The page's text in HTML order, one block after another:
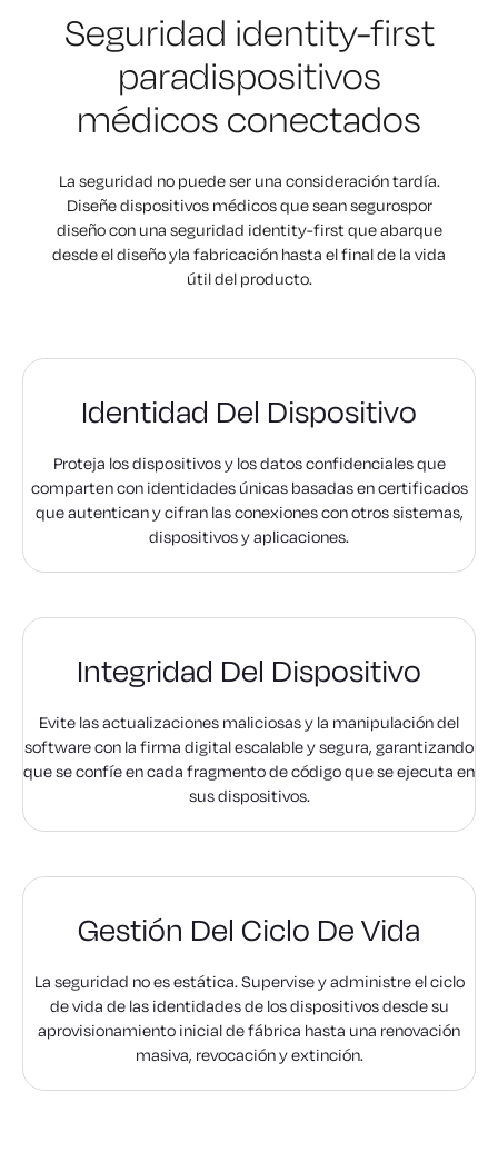
Seguridad identity-first
paradispositivos
médicos conectados
La seguridad no puede ser una consideración tardía.
Diseñe dispositivos médicos que sean segurospor
diseño con una seguridad identity-first que abarque
desde el diseño yla fabricación hasta el final de la vida
útil del producto.
Identidad Del Dispositivo
Proteja los dispositivos y los datos confidenciales que
comparten con identidades únicas basadas en certificados
que autentican y cifran las conexiones con otros sistemas,
dispositivos y aplicaciones.
Integridad Del Dispositivo
Evite las actualizaciones maliciosas y la manipulación del
software con la firma digital escalable y segura, garantizando
que se confíe en cada fragmento de código que se ejecuta en
sus dispositivos.
Gestión Del Ciclo De Vida
La seguridad no es estática. Supervise y administre el ciclo
de vida de las identidades de los dispositivos desde su
aprovisionamiento inicial de fábrica hasta una renovación
masiva, revocación y extinción.